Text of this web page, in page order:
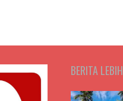
BERITA LEBIH